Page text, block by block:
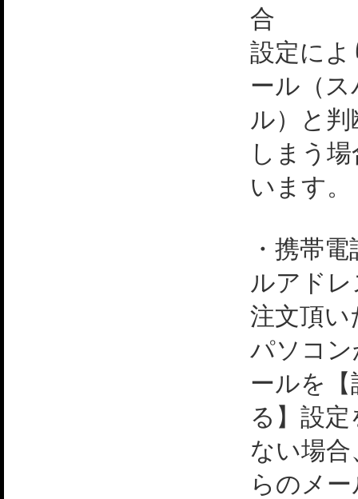
合
設定に
ール（
ル）と
しまう
います。
・携帯
ルアド
注文頂い
パソコ
ールを【
る】設
ない場
らのメ